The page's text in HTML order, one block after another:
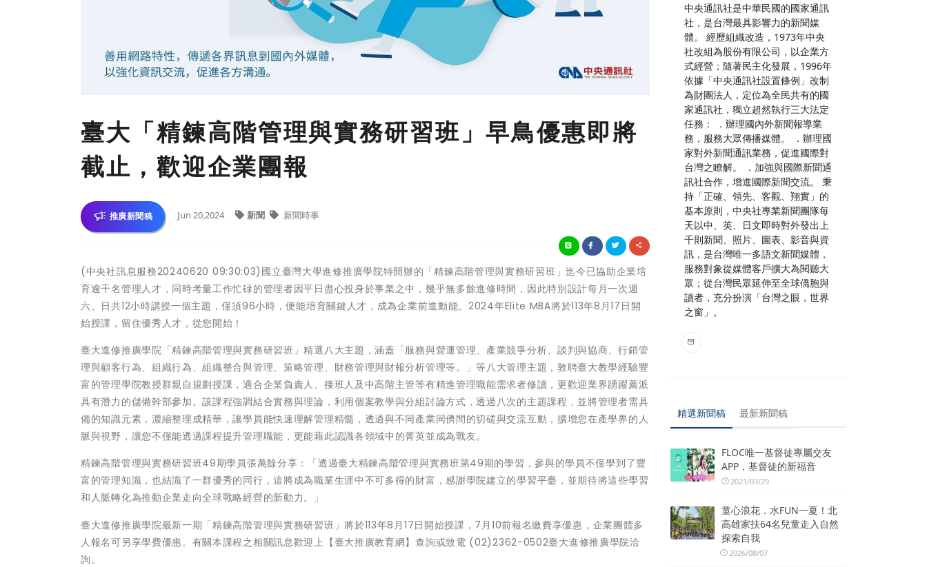
臺大「精鍊高階管理與實務研習班」早鳥優惠即將
截止，歡迎企業團報
推廣新聞稿 Jun 20,2024 新聞 新聞時事
(中央社訊息服務20240620 09:30:03)國立臺灣大學進修推廣學院特開辦的「精鍊高階管理與實務研習班」迄今已協助企業培
育逾千名管理人才，同時考量工作忙碌的管理者因平日盡心投身於事業之中，幾乎無多餘進修時間，因此特別設計每月一次週
六、日共12小時講授一個主題，僅須96小時，便能培育關鍵人才，成為企業前進動能。2024年Elite MBA將於113年8月17日開
始授課，留住優秀人才，從您開始！
臺大進修推廣學院「精鍊高階管理與實務研習班」精選八大主題，涵蓋「服務與營運管理、產業競爭分析、談判與協商、行銷管
理與顧客行為、組織行為、組織整合與管理、策略管理、財務管理與財報分析管理等。」等八大管理主題，敦聘臺大教學經驗豐
富的管理學院教授群親自規劃授課，適合企業負責人、接班人及中高階主管等有精進管理職能需求者修讀，更歡迎業界踴躍薦派
具有潛力的儲備幹部參加。該課程強調結合實務與理論，利用個案教學與分組討論方式，透過八次的主題課程，並將管理者需具
備的知識元素，濃縮整理成精華，讓學員能快速理解管理精髓，透過與不同產業同儕間的切磋與交流互動，擴增您在產學界的人
脈與視野，讓您不僅能透過課程提升管理職能，更能藉此認識各領域中的菁英並成為戰友。
精鍊高階管理與實務研習班49期學員張萬餘分享：「透過臺大精鍊高階管理與實務班第49期的學習，參與的學員不僅學到了豐
富的管理知識，也結識了一群優秀的同行，這將成為職業生涯中不可多得的財富，感謝學院建立的學習平臺，並期待將這些學習
和人脈轉化為推動企業走向全球戰略經營的新動力。」
臺大進修推廣學院最新一期「精鍊高階管理與實務研習班」將於113年8月17日開始授課，7月10前報名繳費享優惠，企業團體多
人報名可另享學費優惠。有關本課程之相關訊息歡迎上【臺大推廣教育網】查詢或致電 (02)2362-0502臺大進修推廣學院洽
詢。
中央通訊社是中華民國的國家通訊
社，是台灣最具影響力的新聞媒
體。 經歷組織改造，1973年中央
社改組為股份有限公司，以企業方
式經營；隨著民主化發展，1996年
依據「中央通訊社設置條例」改制
為財團法人，定位為全民共有的國
家通訊社，獨立超然執行三大法定
任務： ．辦理國內外新聞報導業
務，服務大眾傳播媒體。 ．辦理國
家對外新聞通訊業務，促進國際對
台灣之瞭解。 ．加強與國際新聞通
訊社合作，增進國際新聞交流。 秉
持「正確、領先、客觀、翔實」的
基本原則，中央社專業新聞團隊每
天以中、英、日文即時對外發出上
千則新聞、照片、圖表、影音與資
訊，是台灣唯一多語文新聞媒體，
服務對象從媒體客戶擴大為閱聽大
眾；從台灣民眾延伸至全球僑胞與
讀者，充分扮演「台灣之眼，世界
之窗」。
精選新聞稿 最新新聞稿
FLOC唯一基督徒專屬交友
APP，基督徒的新福音
2021/03/29
童心浪花．水FUN一夏！北
高雄家扶64名兒童走入自然
探索自我
2026/08/07